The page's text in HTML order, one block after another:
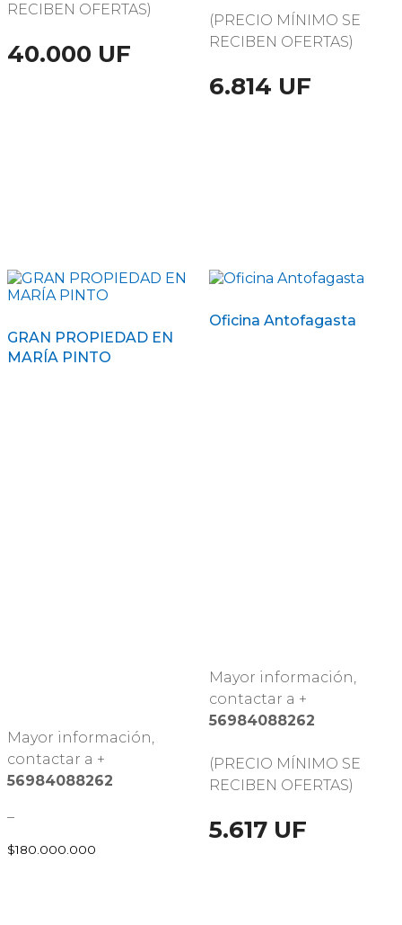
RECIBEN OFERTAS)
40.000 UF
(PRECIO MÍNIMO SE
RECIBEN OFERTAS)
6.814 UF
GRAN PROPIEDAD EN
MARÍA PINTO
Mayor información,
contactar a +
56984088262
–
$180.000.000
Oficina Antofagasta
Mayor información,
contactar a +
56984088262
(PRECIO MÍNIMO SE
RECIBEN OFERTAS)
5.617 UF